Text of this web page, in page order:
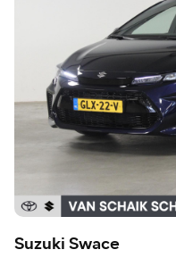
Suzuki Swace